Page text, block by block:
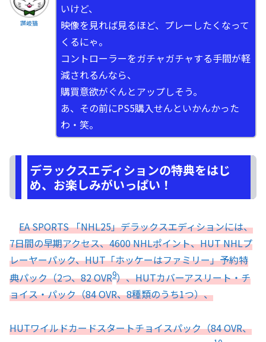
讃岐猫
いけど、
映像を見れば見るほど、プレーしたくなって
くるにゃ。
コントローラーをガチャガチャする手間が軽
減されるんなら、
購買意欲がぐんとアップしそう。
あ、その前にPS5購入せんといかんかった
わ・笑。
デラックスエディションの特典をはじ
め、お楽しみがいっぱい！
EA SPORTS 「NHL25」デラックスエディションには、
7日間の早期アクセス、4600 NHLポイント、HUT NHLプ
レーヤーパック、HUT「ホッケーはファミリー」予約特
典パック（2つ、82 OVR9）、HUTカバーアスリート・チ
ョイス・パック（84 OVR、8種類のうち1つ）、
HUTワイルドカードスタートチョイスパック（84 OVR、